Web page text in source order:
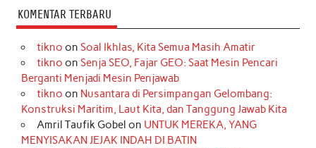
KOMENTAR TERBARU
tikno on Soal Ikhlas, Kita Semua Masih Amatir
tikno on Senja SEO, Fajar GEO: Saat Mesin Pencari
Berganti Menjadi Mesin Penjawab
tikno on Nusantara di Persimpangan Gelombang:
Konstruksi Maritim, Laut Kita, dan Tanggung Jawab Kita
Amril Taufik Gobel on UNTUK MEREKA, YANG
MENYISAKAN JEJAK INDAH DI BATIN